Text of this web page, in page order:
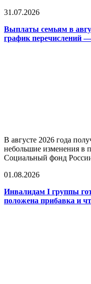
31.07.2026
Выплаты семьям в
график перечислений
В августе 2026 года
небольшие изменения в
Социальный фонд
01.08.2026
Инвалидам I группы
положена прибавка и